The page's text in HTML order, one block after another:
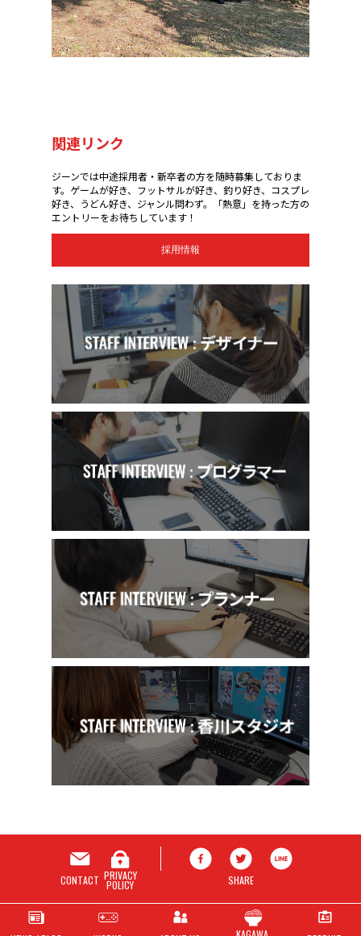
関連リンク
ジーンでは中途採用者・新卒者の方を随時募集しておりま
す。ゲームが好き、フットサルが好き、釣り好き、コスプレ
好き、うどん好き、ジャンル問わず。「熱意」を持った方の
エントリーをお待ちしています！
採用情報
CONTACT PRIVACY
POLICY SHARE